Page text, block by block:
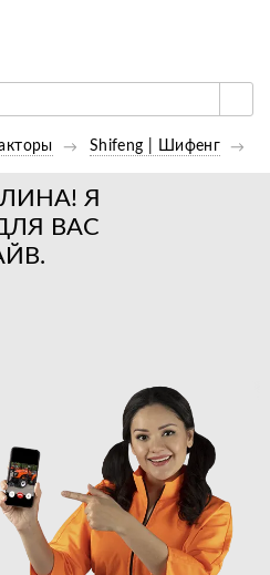
Shifeng | Шифенг
Я
ВАС